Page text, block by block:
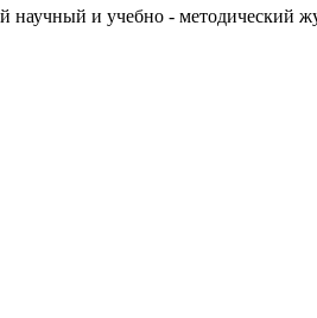
и учебно - методический